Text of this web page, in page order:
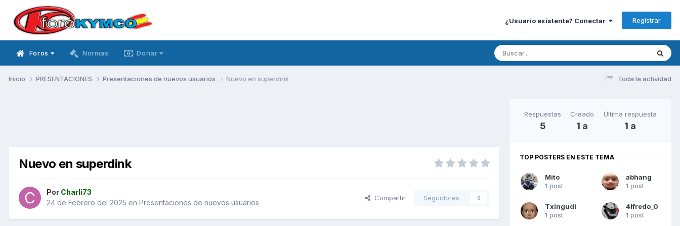
¿Usuario existente? Conectar Registrar
Foros Normas Donar
Toda la actividad
Inicio PRESENTACIONES Presentaciones de nuevos usuarios Nuevo en superdink
Nuevo en superdink
Por Charli73
24 de Febrero del 2025 en Presentaciones de nuevos usuarios
Compartir Seguidores 0
Respuestas
5
Creado
1 a
Última respuesta
1 a
TOP POSTERS EN ESTE TEMA
Mito
1 post
abhang
1 post
Txingudi
1 post
4lfredo_0
1 post